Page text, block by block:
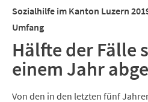
Sozialhilfe im Kanton Luzern
Umfang
Hälfte der Fälle
einem Jahr
Von den in den letzten fünf